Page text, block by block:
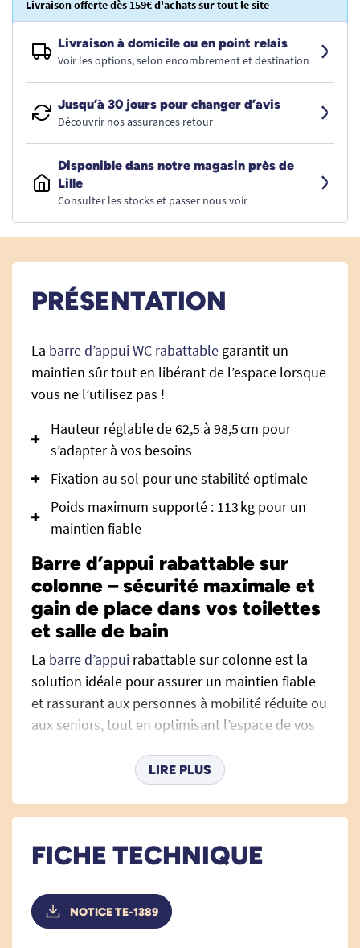
Livraison offerte dès 159€ d'achats sur tout le site
Livraison à domicile ou en point relais
Voir les options, selon encombrement et destination
Jusqu’à 30 jours pour changer d’avis
Découvrir nos assurances retour
Disponible dans notre magasin près de
Lille
Consulter les stocks et passer nous voir
PRÉSENTATION
La barre d’appui WC rabattable garantit un
maintien sûr tout en libérant de l’espace lorsque
vous ne l’utilisez pas !
Hauteur réglable de 62,5 à 98,5 cm pour
s’adapter à vos besoins
Fixation au sol pour une stabilité optimale
Poids maximum supporté : 113 kg pour un
maintien fiable
Barre d’appui rabattable sur
colonne – sécurité maximale et
gain de place dans vos toilettes
et salle de bain
La barre d’appui rabattable sur colonne est la
solution idéale pour assurer un maintien fiable
et rassurant aux personnes à mobilité réduite ou
aux seniors, tout en optimisant l’espace de vos
une colonne robuste, elle permet un support
efficace là où un mur ne serait pas suffisamment
Idéale pour les WC, la salle de bain ou toute
zone nécessitant un appui stable, cette barre
vous aide à vous relever ou à vous asseoir en
toute autonomie, tout en se repliant contre la
colonne lorsqu’elle n’est pas utilisée pour libérer
LIRE PLUS
FICHE TECHNIQUE
NOTICE TE-1389